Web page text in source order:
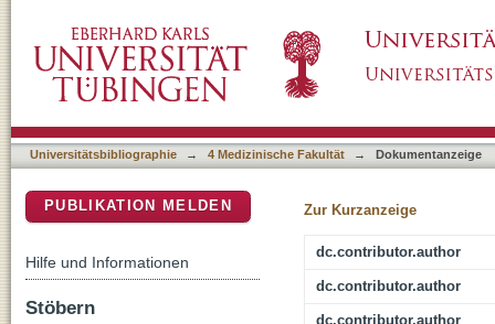
Metal Artifact Reduction Techniques on
Universitätsbibliographie → 4 Medizinische Fakultät → Dokumentanzeige
Zur Kurzanzeige
dc.contributor.author
dc.contributor.author
dc.contributor.author
PUBLIKATION MELDEN
Hilfe und Informationen
Stöbern